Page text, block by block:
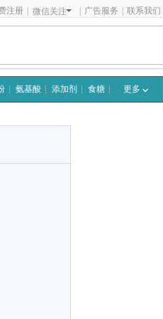
注册 微信关注 广告服务 联系我们
氨基酸 添加剂 食糖 更多